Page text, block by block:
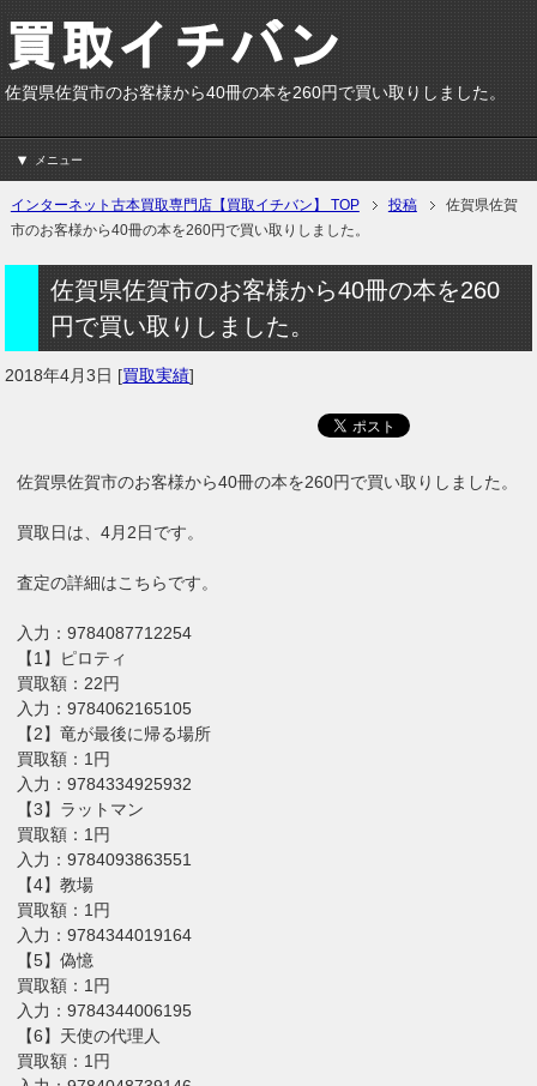
佐賀県佐賀市のお客様から40冊の本を260円で買い取りしました。
メニュー
インターネット古本買取専門店【買取イチバン】 TOP 投稿
佐賀県佐賀
市のお客様から40冊の本を260円で買い取りしました。
佐賀県佐賀市のお客様から40冊の本を260
円で買い取りしました。
2018年4月3日 [買取実績]
佐賀県佐賀市のお客様から40冊の本を260円で買い取りしました。
買取日は、4月2日です。
査定の詳細はこちらです。
入力：9784087712254
【1】ピロティ
買取額：22円
入力：9784062165105
【2】竜が最後に帰る場所
買取額：1円
入力：9784334925932
【3】ラットマン
買取額：1円
入力：9784093863551
【4】教場
買取額：1円
入力：9784344019164
【5】偽憶
買取額：1円
入力：9784344006195
【6】天使の代理人
買取額：1円